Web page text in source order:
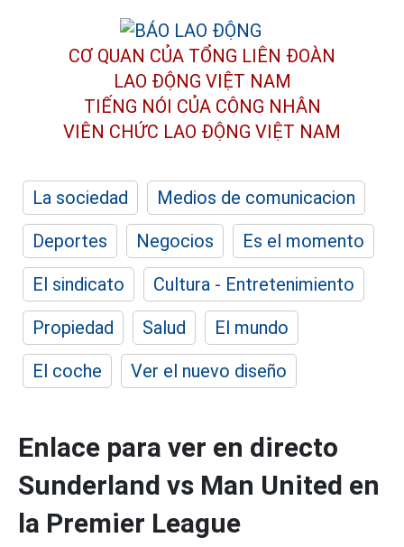
CƠ QUAN CỦA TỔNG LIÊN ĐOÀN
LAO ĐỘNG VIỆT NAM
TIẾNG NÓI CỦA CÔNG NHÂN
VIÊN CHỨC LAO ĐỘNG VIỆT NAM
La sociedad
Medios de comunicacion
Deportes
Negocios
Es el momento
El sindicato
Cultura - Entretenimiento
Propiedad
Salud
El mundo
El coche
Ver el nuevo diseño
Enlace para ver en directo
Sunderland vs Man United en
la Premier League